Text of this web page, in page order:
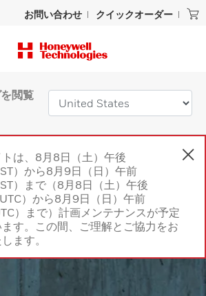
お問い合わせ クイックオーダー
閲覧
トは、8月8日（土）午後
）から8月9日（日）午前
）まで（8月8日（土）午後
）から8月9日（日）午前
）まで）計画メンテナンスが予定
す。この間、ご理解とご協力をお
ます。